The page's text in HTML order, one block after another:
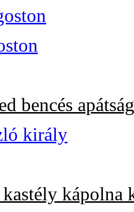
bencés apátság
király
kastély kápolna